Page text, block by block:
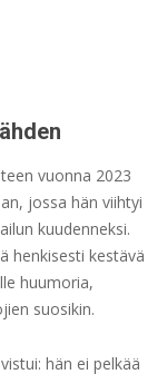
vuonna 2023
jossa hän viihtyi
kuudenneksi.
henkisesti kestävä
huumoria,
suosikin.
hän ei pelkää